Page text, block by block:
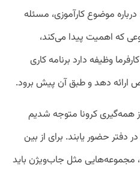
موضوع کارآموزی، مسئله
که اهمیت پیدا می‌کند،
وظیفه دارد برنامه کاری
ارائه دهد و طبق آن پیش برود.
همه‌گیری کرونا متوجه شدیم
دفتر حضور یابند. برای از بین
مجموعه‌هایی مثل جاب‌ویژن باید